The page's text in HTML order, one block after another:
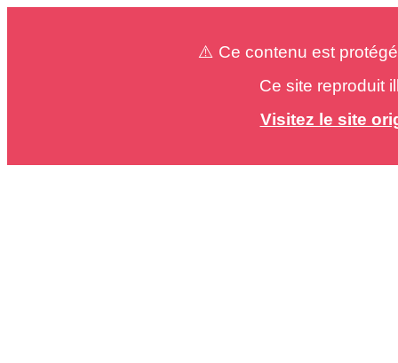
⚠️ Ce contenu est
Ce site reproduit
Visitez le site